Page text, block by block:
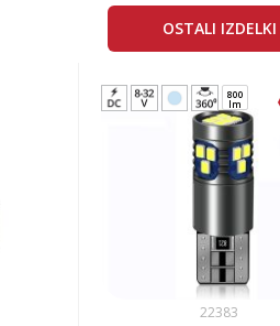
OSTALI IZDELKI
22002